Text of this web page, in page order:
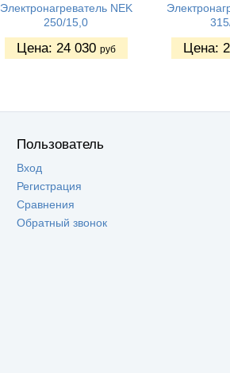
Электронагреватель NEK
250/15,0
Цена: 24 030 руб Цена:
Пользователь
Вход
Регистрация
Сравнения
Обратный звонок